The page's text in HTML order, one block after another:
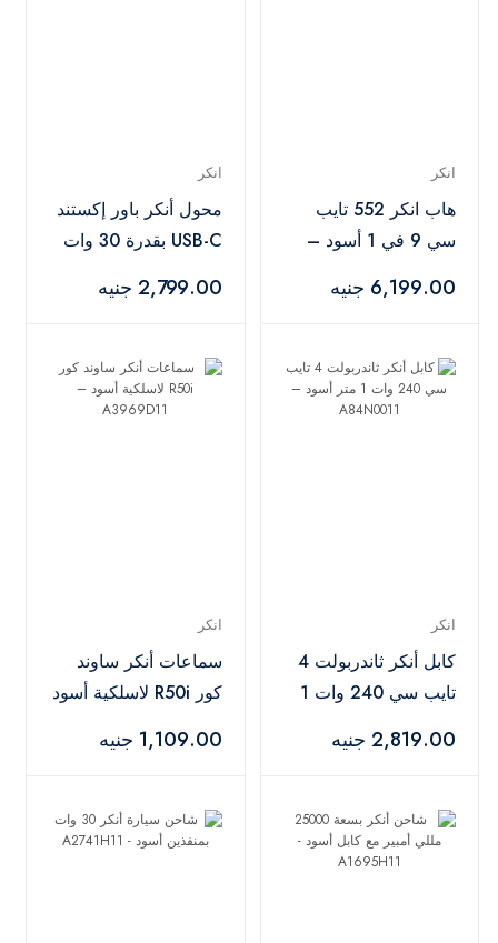
انكر
هاب انكر 552 تايب
سي 9 في 1 أسود –
6,199.00 جنيه
انكر
محول أنكر باور إكستند
USB-C بقدرة 30 وات
2,799.00 جنيه
انكر
كابل أنكر ثاندربولت 4
تايب سي 240 وات 1
A84N0011
2,819.00 جنيه
انكر
سماعات أنكر ساوند
كور R50i لاسلكية أسود
1,109.00 جنيه